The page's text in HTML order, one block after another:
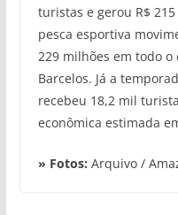
turistas e gerou R$
pesca esportiva
229 milhões em todo
Barcelos. Já a
recebeu 18,2 mil
econômica estimada
» Fotos: Arquivo /